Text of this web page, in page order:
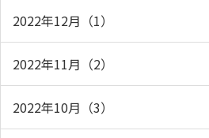
2022年12月（1）
2022年11月（2）
2022年10月（3）